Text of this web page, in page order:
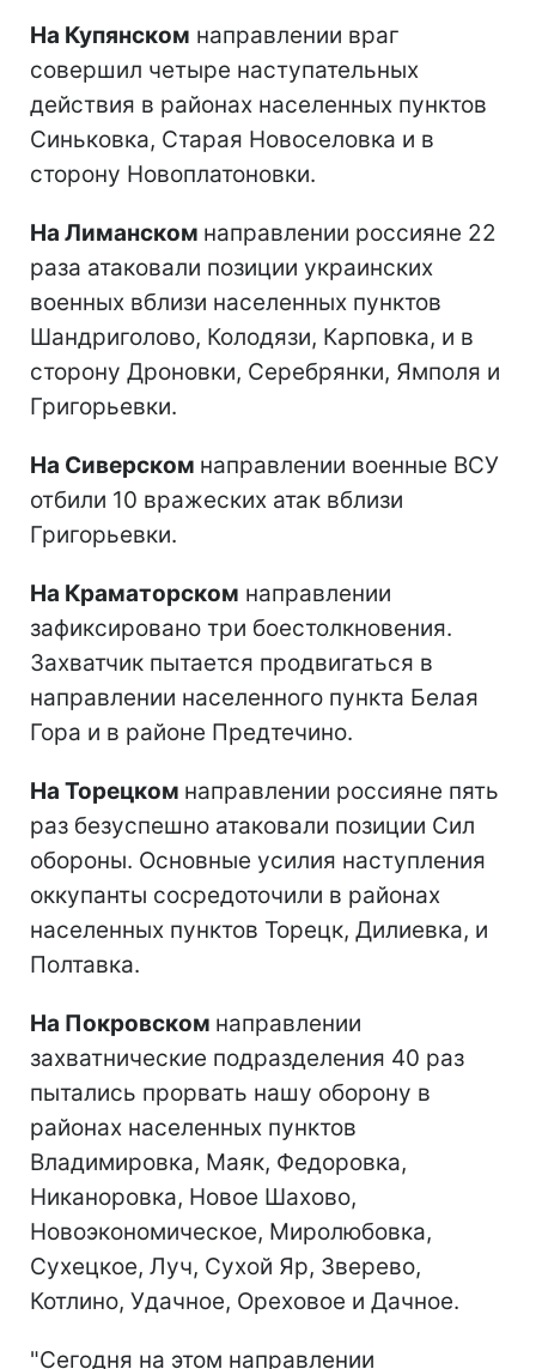
На Купянском направлении враг
совершил четыре наступательных
действия в районах населенных пунктов
Синьковка, Старая Новоселовка и в
сторону Новоплатоновки.
На Лиманском направлении россияне 22
раза атаковали позиции украинских
военных вблизи населенных пунктов
Шандриголово, Колодязи, Карповка, и в
сторону Дроновки, Серебрянки, Ямполя и
Григорьевки.
На Сиверском направлении военные ВСУ
отбили 10 вражеских атак вблизи
Григорьевки.
На Краматорском направлении
зафиксировано три боестолкновения.
Захватчик пытается продвигаться в
направлении населенного пункта Белая
Гора и в районе Предтечино.
На Торецком направлении россияне пять
раз безуспешно атаковали позиции Сил
обороны. Основные усилия наступления
оккупанты сосредоточили в районах
населенных пунктов Торецк, Дилиевка, и
Полтавка.
На Покровском направлении
захватнические подразделения 40 раз
пытались прорвать нашу оборону в
районах населенных пунктов
Владимировка, Маяк, Федоровка,
Никаноровка, Новое Шахово,
Новоэкономическое, Миролюбовка,
Сухецкое, Луч, Сухой Яр, Зверево,
Котлино, Удачное, Ореховое и Дачное.
"Сегодня на этом направлении